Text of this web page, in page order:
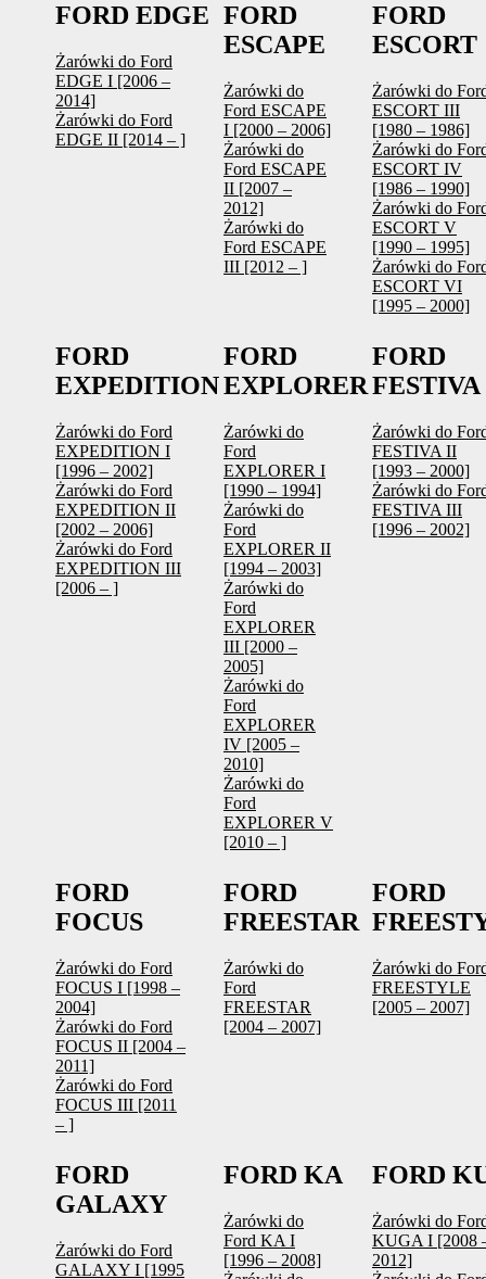
FORD EDGE
Żarówki do Ford
EDGE I [2006 –
2014]
Żarówki do Ford
EDGE II [2014 – ]
FORD
ESCAPE
Żarówki do
Ford ESCAPE
I [2000 – 2006]
Żarówki do
Ford ESCAPE
II [2007 –
2012]
Żarówki do
Ford ESCAPE
III [2012 – ]
FORD
ESCORT
Żarówki do
ESCORT III
[1980 – 1986]
Żarówki do
ESCORT IV
[1986 – 1990]
Żarówki do
ESCORT V
[1990 – 1995]
Żarówki do
ESCORT VI
[1995 – 2000]
FORD
EXPEDITION
Żarówki do Ford
EXPEDITION I
[1996 – 2002]
Żarówki do Ford
EXPEDITION II
[2002 – 2006]
Żarówki do Ford
EXPEDITION III
[2006 – ]
FORD
EXPLORER
Żarówki do
Ford
EXPLORER I
[1990 – 1994]
Żarówki do
Ford
EXPLORER II
[1994 – 2003]
Żarówki do
Ford
EXPLORER
III [2000 –
2005]
Żarówki do
Ford
EXPLORER
IV [2005 –
2010]
Żarówki do
Ford
EXPLORER V
[2010 – ]
FORD
FESTIVA
Żarówki do
FESTIVA II
[1993 – 2000]
Żarówki do
FESTIVA III
[1996 – 2002]
FORD
FOCUS
Żarówki do Ford
FOCUS I [1998 –
2004]
Żarówki do Ford
FOCUS II [2004 –
2011]
Żarówki do Ford
FOCUS III [2011
– ]
FORD
FREESTAR
Żarówki do
Ford
FREESTAR
[2004 – 2007]
FORD
Żarówki do
FREESTYLE
[2005 – 2007]
FORD
GALAXY
Żarówki do Ford
GALAXY I [1995
FORD KA
Żarówki do
Ford KA I
[1996 – 2008]
FORD
Żarówki do
KUGA I [2008
2012]